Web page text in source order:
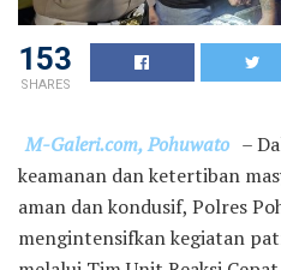
153
SHARES
M-Galeri.com, Pohuwato –
keamanan dan ketertiban
aman dan kondusif, Polres
mengintensifkan kegiatan